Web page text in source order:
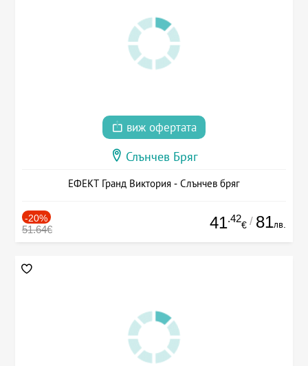
виж офертата
Слънчев Бряг
ЕФЕКТ Гранд Виктория - Слънчев бряг
-20%
51.64€ 41.42
€ / 81лв.